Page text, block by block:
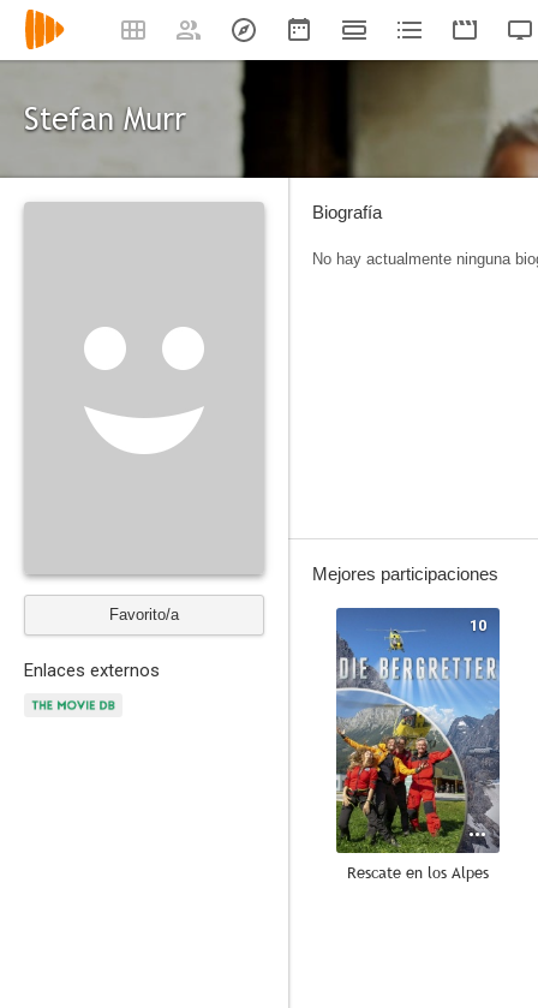
Stefan Murr
Favorito/a
Enlaces externos
Biografía
No hay actualmente ninguna
Mejores participaciones
10
Rescate en los Alpes